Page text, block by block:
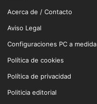
Acerca de / Contacto
Aviso Legal
Configuraciones PC a medida
Política de cookies
Política de privacidad
Politicia editorial